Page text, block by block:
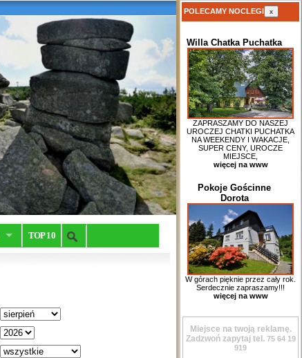
TOP 10
POLECAMY NOCLEGI x
Willa Chatka Puchatka
ZAPRASZAMY DO NASZEJ
UROCZEJ CHATKI PUCHATKA
NA WEEKENDY I WAKACJE,
SUPER CENY, UROCZE
MIEJSCE,
więcej na www
Pokoje Gościnne
Dorota
W górach pięknie przez cały rok.
Serdecznie zapraszamy!!!
więcej na www
Miejsce na twoją reklamę.
Zadzwoń zapytaj tel. 75 64 19
919